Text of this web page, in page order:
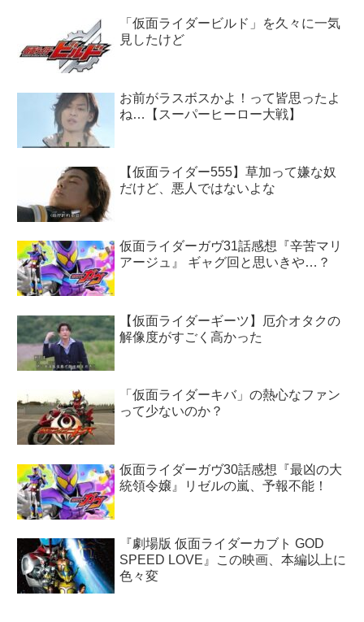
「仮面ライダービルド」を久々に一気
見したけど
お前がラスボスかよ！って皆思ったよ
ね…【スーパーヒーロー大戦】
【仮面ライダー555】草加って嫌な奴
だけど、悪人ではないよな
仮面ライダーガヴ31話感想『辛苦マリ
アージュ』 ギャグ回と思いきや…？
【仮面ライダーギーツ】厄介オタクの
解像度がすごく高かった
「仮面ライダーキバ」の熱心なファン
って少ないのか？
仮面ライダーガヴ30話感想『最凶の大
統領令嬢』リゼルの嵐、予報不能！
『劇場版 仮面ライダーカブト GOD
SPEED LOVE』この映画、本編以上に
色々変